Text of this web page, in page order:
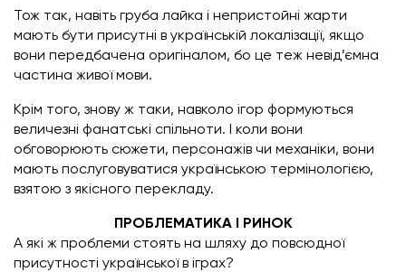
Тож так, навіть груба лайка і непристойні жарти
мають бути присутні в українській локалізації, якщо
вони передбачена оригіналом, бо це теж невід’ємна
частина живої мови.
Крім того, знову ж таки, навколо ігор формуються
величезні фанатські спільноти. І коли вони
обговорюють сюжети, персонажів чи механіки, вони
мають послуговуватися українською термінологією,
взятою з якісного перекладу.
ПРОБЛЕМАТИКА І РИНОК
А які ж проблеми стоять на шляху до повсюдної
присутності української в іграх?